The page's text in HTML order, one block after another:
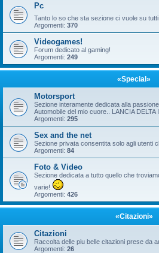
Pc
Tanto lo so che sta sezione ci vuole su
Argomenti: 370
Videogames!
Forum dedicato al gaming!
Argomenti: 249
«Special»
Motorsport
Sezione interamente dedicata alla
Automobile del mio cuore.. LANCIA DELTA
Argomenti: 295
Sex and the net
Sezione privata consentita solo agli utenti
Argomenti: 84
Foto & Video
Sezione dedicata a tutto quello che
varie!
Argomenti: 426
«Citazioni»
Citazioni
Raccolta delle piu belle citazioni prese da
Argomenti: 26